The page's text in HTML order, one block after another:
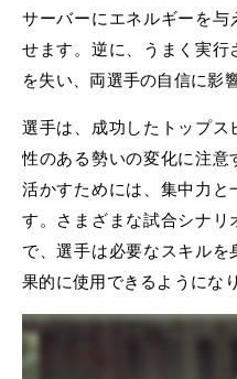
サーバーにエネルギーを与
せます。逆に、うまく実行
を失い、両選手の自信に影
選手は、成功したトップ
性のある勢いの変化に注
活かすためには、集中力
す。さまざまな試合シナリ
で、選手は必要なスキル
果的に使用できるようにな